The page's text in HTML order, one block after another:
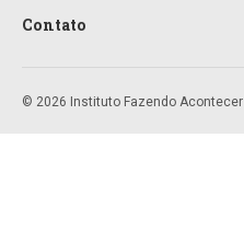
Contato
© 2026 Instituto Fazendo Acontecer